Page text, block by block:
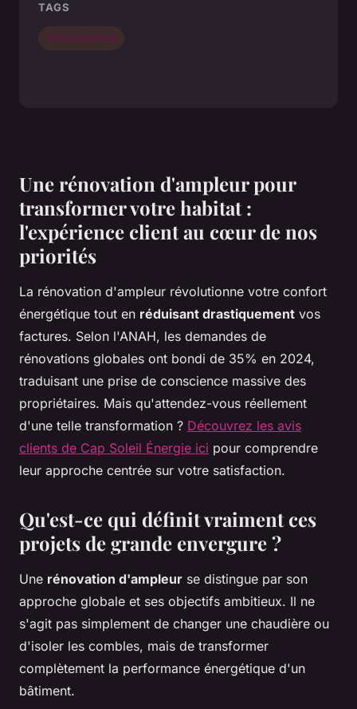
Une rénovation d'ampleur pour
transformer votre habitat :
l'expérience client au cœur de nos
priorités
La rénovation d'ampleur révolutionne votre confort
énergétique tout en réduisant drastiquement vos
factures. Selon l'ANAH, les demandes de
rénovations globales ont bondi de 35% en 2024,
traduisant une prise de conscience massive des
propriétaires. Mais qu'attendez-vous réellement
d'une telle transformation ? Découvrez les avis
clients de Cap Soleil Énergie ici pour comprendre
leur approche centrée sur votre satisfaction.
Qu'est-ce qui définit vraiment ces
projets de grande envergure ?
Une rénovation d'ampleur se distingue par son
approche globale et ses objectifs ambitieux. Il ne
s'agit pas simplement de changer une chaudière ou
d'isoler les combles, mais de transformer
complètement la performance énergétique d'un
bâtiment.
TAGS
Environnement